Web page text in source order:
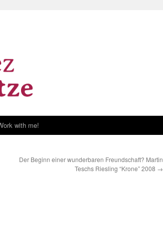
with me!
Der Beginn einer wunderbaren Freundschaft? Martin
Teschs Riesling “Krone” 2008 →